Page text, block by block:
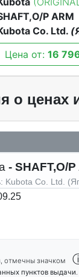
P ARM
Co. Ltd.
Цена от: 16
о ценах
- SHAFT,O/P
Kubota Co. Ltd.
, отмечны значком
пунктов выдачи